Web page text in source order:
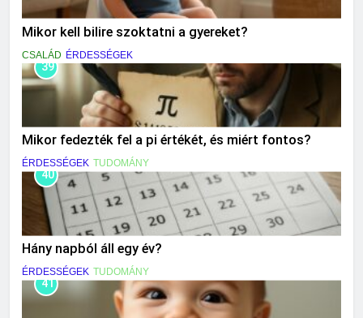
Mikor kell bilire szoktatni a gyereket?
CSALÁD ÉRDESSÉGEK
39
Mikor fedezték fel a pi értékét, és miért fontos?
ÉRDESSÉGEK TUDOMÁNY
40
Hány napból áll egy év?
ÉRDESSÉGEK TUDOMÁNY
41